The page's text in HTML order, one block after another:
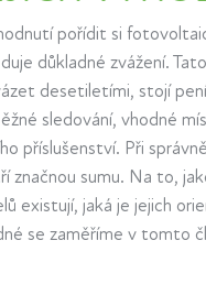
pořídit si
důkladné zvážení.
desetiletími, stojí
sledování, vhodné
příslušenství. Při
značnou sumu. Na to,
existují, jaká je jejich
se zaměříme v tomto